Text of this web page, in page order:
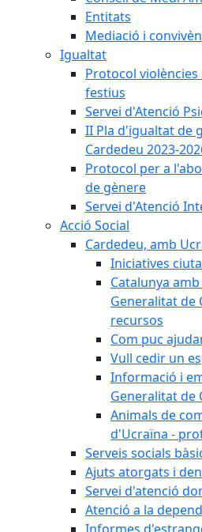
Entitats
Mediació i
Igualtat
Protocol violències
festius
Servei d'Atenció
II Pla d'igualtat de
Cardedeu 2023-
Protocol per a
de gènere
Servei d'Atenció
Acció Social
Cardedeu, amb
Iniciatives
Catalunya
Generalitat de
recursos
Com puc
Vull cedir un
Informació i
Generalitat de
Animals de
d'Ucraïna -
Serveis socials
Ajuts atorgats i
Servei d'atenció
Atenció a la